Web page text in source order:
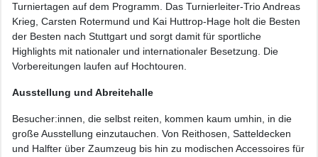
Turniertagen auf dem Programm. Das Turnierleiter-Trio Andreas
Krieg, Carsten Rotermund und Kai Huttrop-Hage holt die Besten
der Besten nach Stuttgart und sorgt damit für sportliche
Highlights mit nationaler und internationaler Besetzung. Die
Vorbereitungen laufen auf Hochtouren.
Ausstellung und Abreitehalle
Besucher:innen, die selbst reiten, kommen kaum umhin, in die
große Ausstellung einzutauchen. Von Reithosen, Satteldecken
und Halfter über Zaumzeug bis hin zu modischen Accessoires für